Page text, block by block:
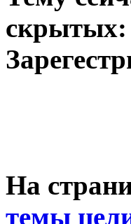
скрытых:
На
темы